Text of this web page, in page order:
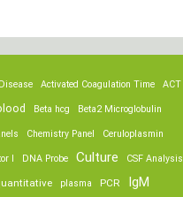
ACT
Activated Coagulation Time
Beta2 Microglobulin
Beta hcg
Ceruloplasmin
Chemistry Panel
CSF Analysis
Culture
DNA Probe
I
IgM
PCR
plasma